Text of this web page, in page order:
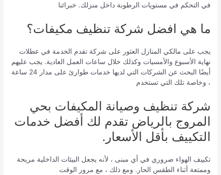
في التحكم في مستويات الرطوبة داخل منزلك. خبرائنا
ما هي افضل شركة تنظيف مكيفات؟
يجب على مالكي المنازل العثور على شركة تقدم الخدمة في عطلات
نهاية الأسبوع والأمسيات وكذلك خلال ساعات العمل العادية. يجب عليهم
أيضًا البحث عن الشركات التي لديها خدمات طوارئ على مدار 24 ساعة
، وخاصة تلك التي تستخدم
شركة تنظيف وصيانة المكيفات بحي
المروج بالرياض تقدم لك أفضل خدمات
التكييف بأقل الأسعار.
تكييف الهواء ضروري في أي مبنى ، لأنه يجعل البيئات الداخلية مريحة
وممتعة أثناء الطقس الحار. ومع ذلك ، مع مرور الوقت